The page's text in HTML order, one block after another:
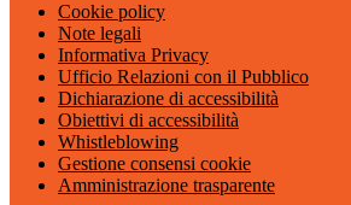
Cookie policy
Note legali
Informativa Privacy
Ufficio Relazioni con il Pubblico
Dichiarazione di accessibilità
Obiettivi di accessibilità
Whistleblowing
Gestione consensi cookie
Amministrazione trasparente